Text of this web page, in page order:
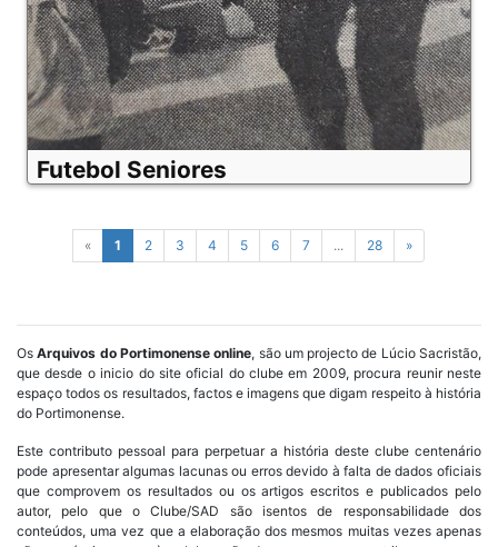
Futebol Seniores
« 1 2 3 4 5 6 7 ... 28 »
OsArquivos do Portimonense online, são um projecto de Lúcio Sacristão,
que desde o inicio do site oficial do clube em 2009, procura reunir neste
espaço todos os resultados, factos e imagens que digam respeito à história
do Portimonense.
Este contributo pessoal para perpetuar a história deste clube centenário
pode apresentar algumas lacunas ou erros devido à falta de dados oficiais
que comprovem os resultados ou os artigos escritos e publicados pelo
autor, pelo que o Clube/SAD são isentos de responsabilidade dos
conteúdos, uma vez que a elaboração dos mesmos muitas vezes apenas